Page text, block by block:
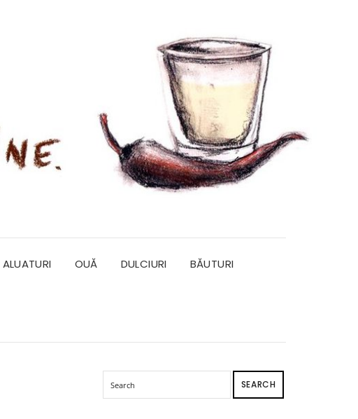
OUĂ DULCIURI BĂUTURI
SEARCH